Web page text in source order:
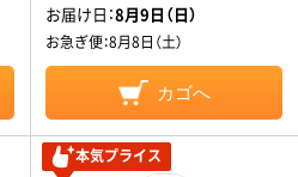
お届け日：8月9日（日）
お急ぎ便：8月8日（土）
カゴへ
本気プライス